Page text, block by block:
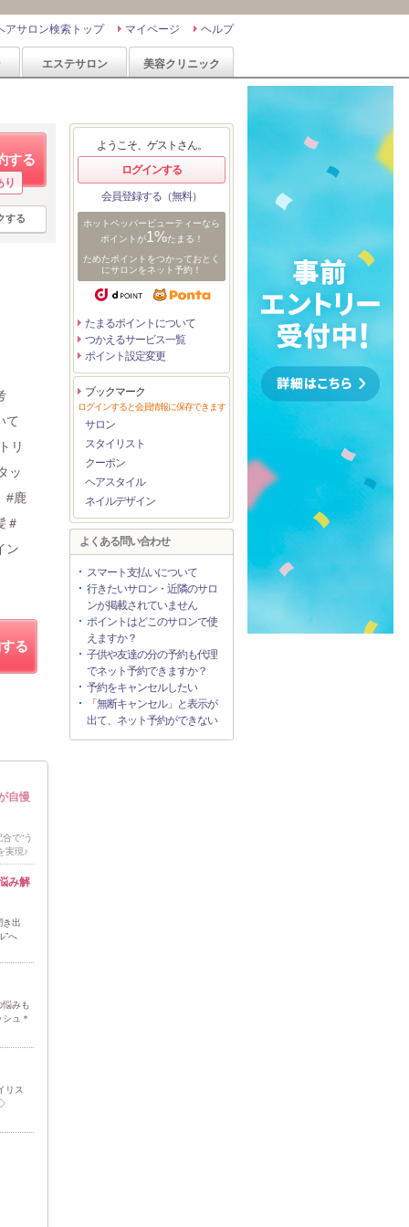
ヘルプ
マイページ
アサロン検索トップ
エステサロン 美容クリニック
する
り
する
て
リ
ッ
#鹿
＃
ン
る
自慢
で“う
実現♪
み解
き出
”へ
みも
ュ＊
リス
ようこそ、ゲストさん。
ログインする
会員登録する（無料）
ホットペッパービューティーなら
ポイントが1%たまる！
ためたポイントをつかっておとく
にサロンをネット予約！
たまるポイントについて
つかえるサービス一覧
ポイント設定変更
ブックマーク
ログインすると会員情報に保存できます
サロン
スタイリスト
クーポン
ヘアスタイル
ネイルデザイン
よくある問い合わせ
スマート支払いについて
行きたいサロン・近隣のサロ
ンが掲載されていません
ポイントはどこのサロンで使
えますか？
子供や友達の分の予約も代理
でネット予約できますか？
予約をキャンセルしたい
「無断キャンセル」と表示が
出て、ネット予約ができない